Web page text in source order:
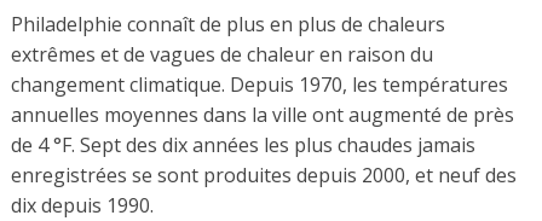
Philadelphie connaît de plus en plus de chaleurs
extrêmes et de vagues de chaleur en raison du
changement climatique. Depuis 1970, les températures
annuelles moyennes dans la ville ont augmenté de près
de 4 °F. Sept des dix années les plus chaudes jamais
enregistrées se sont produites depuis 2000, et neuf des
dix depuis 1990.